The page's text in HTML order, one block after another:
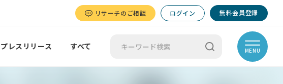
リサーチのご相談 ログイン 無料会員登録
プレスリリース すべて MENU